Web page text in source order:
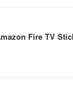
Fire TV